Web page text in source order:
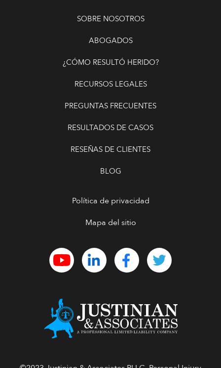
SOBRE NOSOTROS
ABOGADOS
¿CÓMO RESULTÓ HERIDO?
RECURSOS LEGALES
PREGUNTAS FRECUENTES
RESULTADOS DE CASOS
RESEÑAS DE CLIENTES
BLOG
Política de privacidad
Mapa del sitio